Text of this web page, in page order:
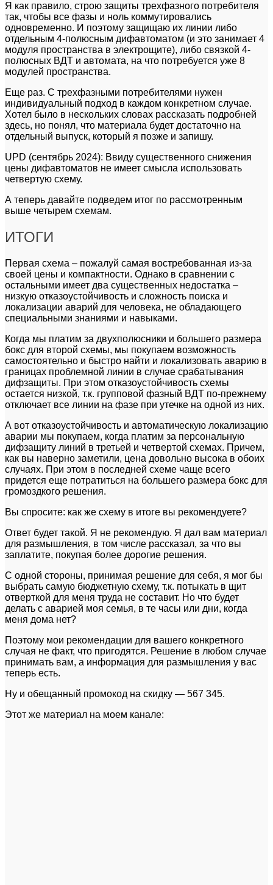
Я как правило, строю защиты трехфазного потребителя
так, чтобы все фазы и ноль коммутировались
одновременно. И поэтому защищаю их линии либо
отдельным 4-полюсным дифавтоматом (и это занимает 4
модуля пространства в электрощите), либо связкой 4-
полюсных ВДТ и автомата, на что потребуется уже 8
модулей пространства.
Еще раз. С трехфазными потребителями нужен
индивидуальный подход в каждом конкретном случае.
Хотел было в нескольких словах рассказать подробней
здесь, но понял, что материала будет достаточно на
отдельный выпуск, который я позже и запишу.
UPD (сентябрь 2024): Ввиду существенного снижения
цены дифавтоматов не имеет смысла использовать
четвертую схему.
А теперь давайте подведем итог по рассмотренным
выше четырем схемам.
ИТОГИ
Первая схема – пожалуй самая востребованная из-за
своей цены и компактности. Однако в сравнении с
остальными имеет два существенных недостатка –
низкую отказоустойчивость и сложность поиска и
локализации аварий для человека, не обладающего
специальными знаниями и навыками.
Когда мы платим за двухполюсники и большего размера
бокс для второй схемы, мы покупаем возможность
самостоятельно и быстро найти и локализовать аварию в
границах проблемной линии в случае срабатывания
дифзащиты. При этом отказоустойчивость схемы
остается низкой, т.к. групповой фазный ВДТ по-прежнему
отключает все линии на фазе при утечке на одной из них.
А вот отказоустойчивость и автоматическую локализацию
аварии мы покупаем, когда платим за персональную
дифзащиту линий в третьей и четвертой схемах. Причем,
как вы наверно заметили, цена довольно высока в обоих
случаях. При этом в последней схеме чаще всего
придется еще потратиться на большего размера бокс для
громоздкого решения.
Вы спросите: как же схему в итоге вы рекомендуете?
Ответ будет такой. Я не рекомендую. Я дал вам материал
для размышления, в том числе рассказал, за что вы
заплатите, покупая более дорогие решения.
С одной стороны, принимая решение для себя, я мог бы
выбрать самую бюджетную схему, т.к. потыкать в щит
отверткой для меня труда не составит. Но что будет
делать с аварией моя семья, в те часы или дни, когда
меня дома нет?
Поэтому мои рекомендации для вашего конкретного
случая не факт, что пригодятся. Решение в любом случае
принимать вам, а информация для размышления у вас
теперь есть.
Ну и обещанный промокод на скидку — 567 345.
Этот же материал на моем канале: